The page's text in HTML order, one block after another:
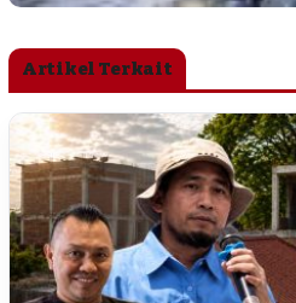
Artikel Terkait